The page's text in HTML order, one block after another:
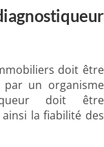
doit être
un organisme
doit être
la fiabilité des